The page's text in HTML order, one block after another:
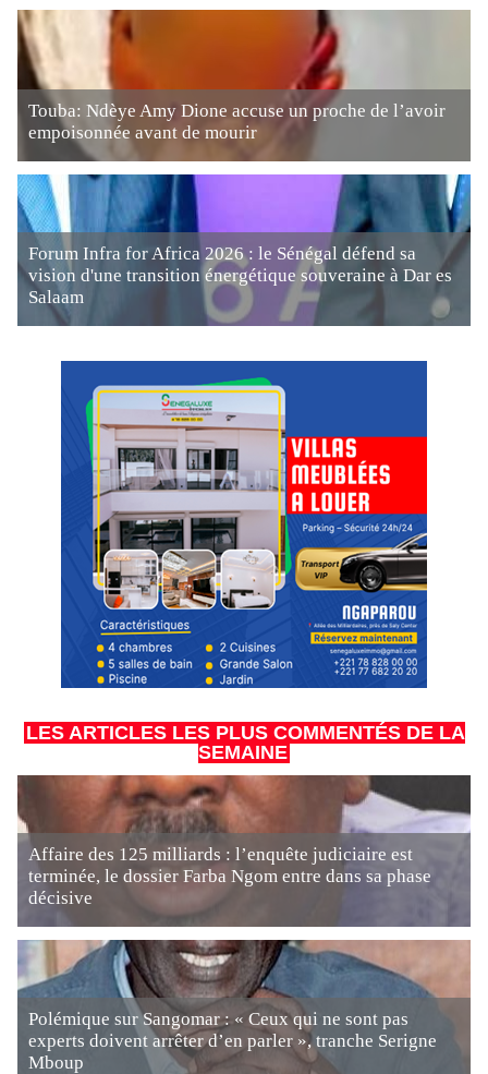
Touba: Ndèye Amy Dione accuse un proche de l’avoir
empoisonnée avant de mourir
Forum Infra for Africa 2026 : le Sénégal défend sa
vision d'une transition énergétique souveraine à Dar es
Salaam
LES ARTICLES LES PLUS COMMENTÉS DE LA
SEMAINE
Affaire des 125 milliards : l’enquête judiciaire est
terminée, le dossier Farba Ngom entre dans sa phase
décisive
Polémique sur Sangomar : « Ceux qui ne sont pas
experts doivent arrêter d’en parler », tranche Serigne
Mboup